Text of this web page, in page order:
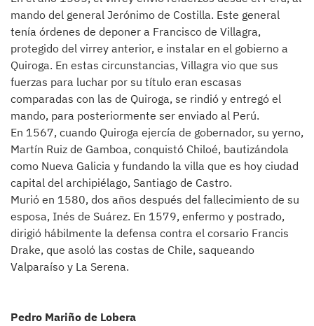
mando del general Jerónimo de Costilla. Este general
tenía órdenes de deponer a Francisco de Villagra,
protegido del virrey anterior, e instalar en el gobierno a
Quiroga. En estas circunstancias, Villagra vio que sus
fuerzas para luchar por su título eran escasas
comparadas con las de Quiroga, se rindió y entregó el
mando, para posteriormente ser enviado al Perú.
En 1567, cuando Quiroga ejercía de gobernador, su yerno,
Martín Ruiz de Gamboa, conquistó Chiloé, bautizándola
como Nueva Galicia y fundando la villa que es hoy ciudad
capital del archipiélago, Santiago de Castro.
Murió en 1580, dos años después del fallecimiento de su
esposa, Inés de Suárez. En 1579, enfermo y postrado,
dirigió hábilmente la defensa contra el corsario Francis
Drake, que asoló las costas de Chile, saqueando
Valparaíso y La Serena.
Pedro Mariño de Lobera